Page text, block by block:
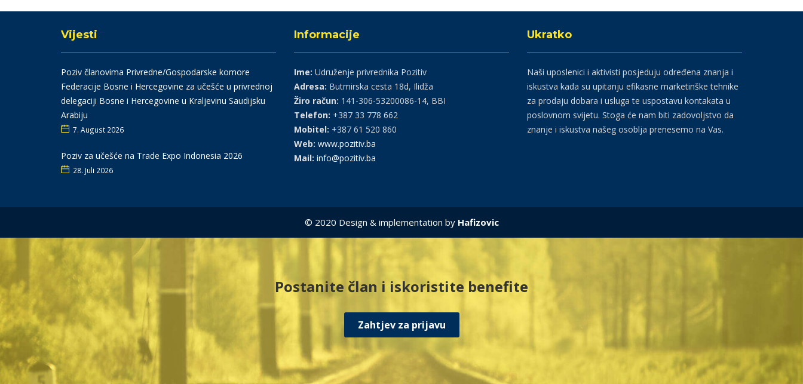
Vijesti
Poziv članovima Privredne/Gospodarske komore
Federacije Bosne i Hercegovine za učešće u privrednoj
delegaciji Bosne i Hercegovine u Kraljevinu Saudijsku
Arabiju
7. August 2026
Poziv za učešće na Trade Expo Indonesia 2026
28. Juli 2026
Informacije
Ime: Udruženje privrednika Pozitiv
Adresa: Butmirska cesta 18d, Ilidža
Žiro račun: 141-306-53200086-14, BBI
Telefon: +387 33 778 662
Mobitel: +387 61 520 860
Web: www.pozitiv.ba
Mail: info@pozitiv.ba
Ukratko
Naši uposlenici i aktivisti posjeduju određena znanja i
iskustva kada su upitanju efikasne marketinške tehnike
za prodaju dobara i usluga te uspostavu kontakata u
poslovnom svijetu. Stoga će nam biti zadovoljstvo da
znanje i iskustva našeg osoblja prenesemo na Vas.
© 2020 Design & implementation by Hafizovic
Postanite član i iskoristite benefite
Zahtjev za prijavu